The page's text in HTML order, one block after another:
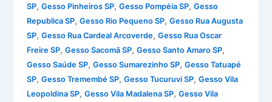
SP,Gesso Pinheiros SP,Gesso Pompéia SP,Gesso
Republica SP,Gesso Rio Pequeno SP,Gesso Rua Augusta
SP,Gesso Rua Cardeal Arcoverde,Gesso Rua Oscar
Freire SP,Gesso Sacomã SP,Gesso Santo Amaro SP,
Gesso Saúde SP,Gesso Sumarezinho SP,Gesso Tatuapé
SP,Gesso Tremembé SP,Gesso Tucuruvi SP,Gesso Vila
Leopoldina SP,Gesso Vila Madalena SP,Gesso Vila